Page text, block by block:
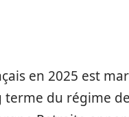
en 2025 est
terme du régime